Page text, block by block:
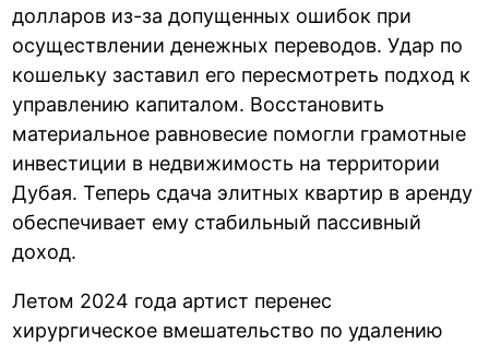
долларов из-за допущенных ошибок при
осуществлении денежных переводов. Удар по
кошельку заставил его пересмотреть подход к
управлению капиталом. Восстановить
материальное равновесие помогли грамотные
инвестиции в недвижимость на территории
Дубая. Теперь сдача элитных квартир в аренду
обеспечивает ему стабильный пассивный
доход.
Летом 2024 года артист перенес
хирургическое вмешательство по удалению